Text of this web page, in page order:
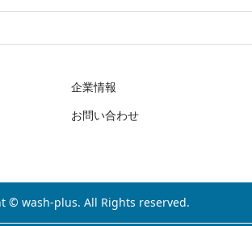
企業情報
お問い合わせ
© wash-plus. All Rights reserved.